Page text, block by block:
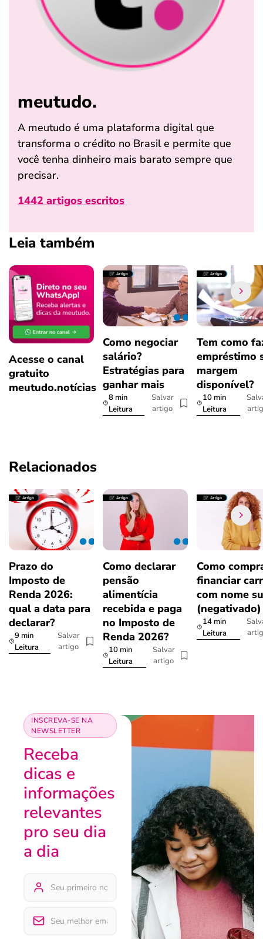
meutudo.
A meutudo é uma plataforma digital que
transforma o crédito no Brasil e permite que
você tenha dinheiro mais barato sempre que
precisar.
1442 artigos escritos
Leia também
Acesse o canal
gratuito
meutudo.notícias
Como negociar
salário?
Estratégias para
ganhar mais
8 min
Leitura
Salvar
artigo
Tem como
empréstimo
margem
disponível?
10 min
Leitura
Relacionados
Prazo do
Imposto de
Renda 2026:
qual a data para
declarar?
9 min
Leitura
Salvar
artigo
Como declarar
pensão
alimentícia
recebida e paga
no Imposto de
Renda 2026?
10 min
Leitura
Salvar
artigo
Como
financiar
com nome
(negativado)
14 min
Leitura
INSCREVA-SE NA
NEWSLETTER
Receba
dicas e
informações
relevantes
pro seu dia
a dia